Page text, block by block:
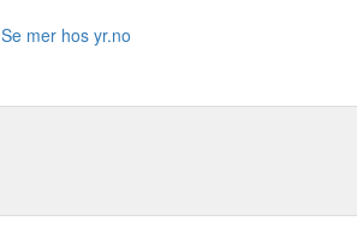
Se mer hos yr.no